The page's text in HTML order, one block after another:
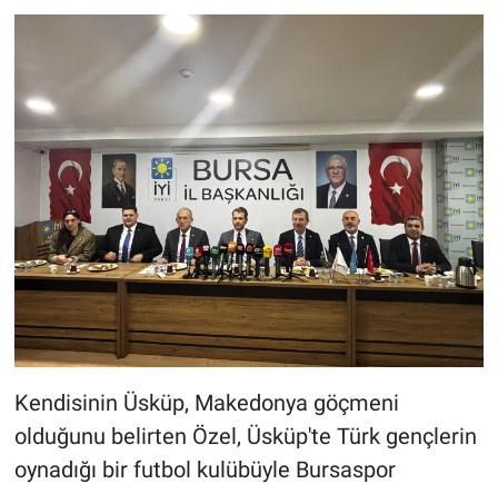
Kendisinin Üsküp, Makedonya göçmeni
olduğunu belirten Özel, Üsküp'te Türk gençlerin
oynadığı bir futbol kulübüyle Bursaspor